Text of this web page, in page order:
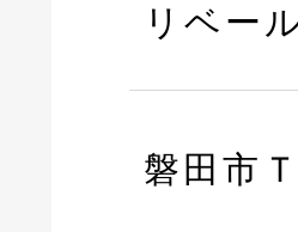
リベー
磐田市